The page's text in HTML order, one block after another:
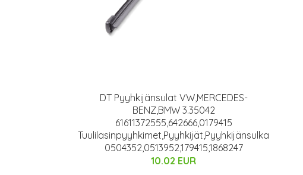
DT Pyyhkijänsulat VW,MERCEDES-
BENZ,BMW 3.35042
61611372555,642666,0179415
Tuulilasinpyyhkimet,Pyyhkijät,Pyyhkijänsulka
0504352,0513952,179415,1868247
10.02 EUR